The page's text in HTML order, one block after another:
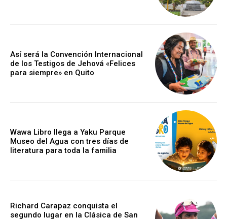
Así será la Convención Internacional
de los Testigos de Jehová «Felices
para siempre» en Quito
Wawa Libro llega a Yaku Parque
Museo del Agua con tres días de
literatura para toda la familia
Richard Carapaz conquista el
segundo lugar en la Clásica de San